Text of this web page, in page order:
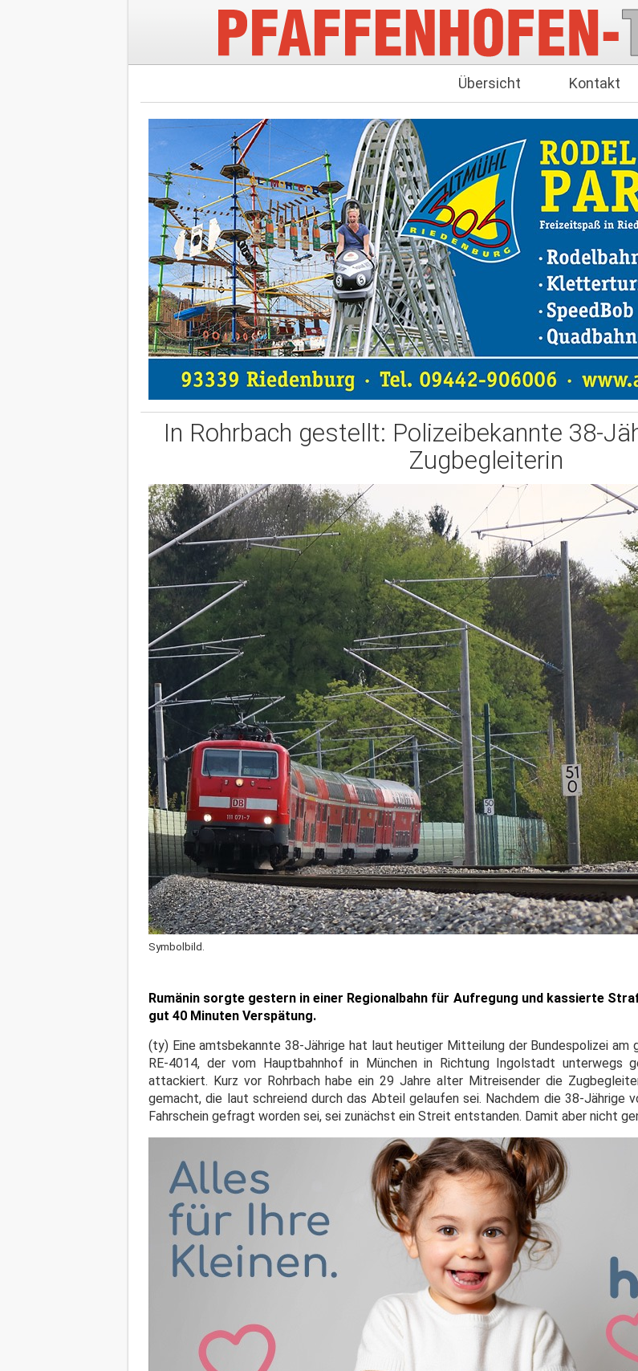
Übersicht Kontakt
In Rohrbach gestellt: Polizeibekannte 38-
Zugbegleiterin
Symbolbild.
Rumänin sorgte gestern in einer Regionalbahn für Aufregung und kassierte
gut 40 Minuten Verspätung.
(ty) Eine amtsbekannte 38-Jährige hat laut heutiger Mitteilung der Bundespolizei am
RE-4014, der vom Hauptbahnhof in München in Richtung Ingolstadt unterwegs
attackiert. Kurz vor Rohrbach habe ein 29 Jahre alter Mitreisender die
gemacht, die laut schreiend durch das Abteil gelaufen sei. Nachdem die 38-Jährige
Fahrschein gefragt worden sei, sei zunächst ein Streit entstanden. Damit aber nicht